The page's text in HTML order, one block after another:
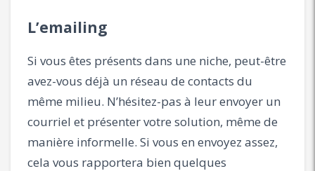
L’emailing
Si vous êtes présents dans une niche, peut-être
avez-vous déjà un réseau de contacts du
même milieu. N’hésitez-pas à leur envoyer un
courriel et présenter votre solution, même de
manière informelle. Si vous en envoyez assez,
cela vous rapportera bien quelques